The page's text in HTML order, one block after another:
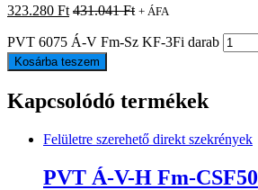
323.280 Ft 431.041Ft + ÁFA
PVT 6075 Á-V Fm-Sz KF-3Fi darab
Kosárba teszem
Kapcsolódó termékek
Felületre szerehető direkt szekrények
PVT Á-V-H Fm-CSF50